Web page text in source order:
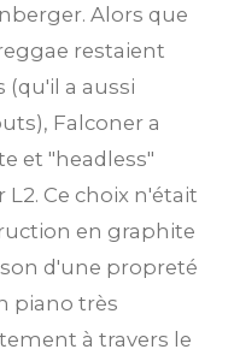
Alors que
restaient
(qu'il a aussi
Falconer a
et "headless"
Ce choix n'était
en graphite
d'une propreté
piano très
à travers le